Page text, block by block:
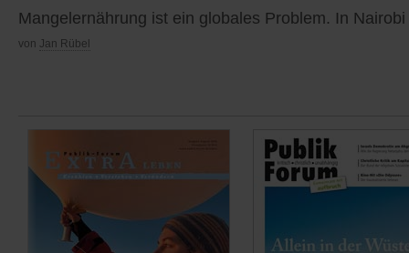
Mangelernährung ist ein globales Problem. In
von Jan Rübel